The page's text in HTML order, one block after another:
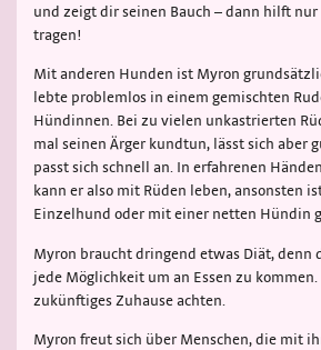
und zeigt dir seinen Bauch – dann hilft
tragen!
Mit anderen Hunden ist Myron
lebte problemlos in einem gemischten
Hündinnen. Bei zu vielen unkastrierten
mal seinen Ärger kundtun, lässt sich aber
passt sich schnell an. In erfahrenen
kann er also mit Rüden leben, ansonsten
Einzelhund oder mit einer netten Hündin
Myron braucht dringend etwas Diät, denn
jede Möglichkeit um an Essen zu
zukünftiges Zuhause achten.
Myron freut sich über Menschen, die mit